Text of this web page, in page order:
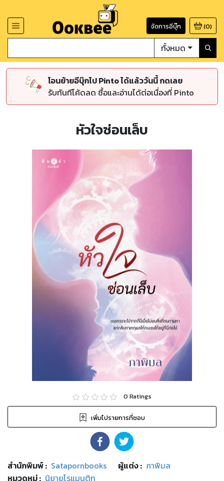
จัดการอีบุ๊ก (0)
ทั้งหมด
โอนย้ายอีบุ๊กไป Pinto ได้แล้ววันนี้ กดเลย
รับทันทีโค้ดลด ซื้อและอ่านได้ต่อเนื่องที่ Pinto
หัวใจซ่อนเล็บ
0 Ratings
เพิ่มไปรายการที่ชอบ
สำนักพิมพ์: Satapornbooks ผู้แต่ง : ภาพิมล
หมวดหมู่: นิยายโรแมนติก